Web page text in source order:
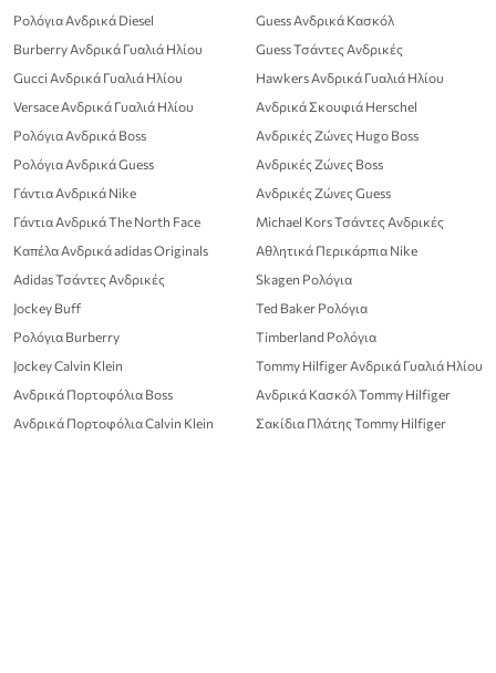
Ρολόγια Ανδρικά Diesel
Burberry Ανδρικά Γυαλιά Ηλίου
Gucci Ανδρικά Γυαλιά Ηλίου
Versace Ανδρικά Γυαλιά Ηλίου
Ρολόγια Ανδρικά Boss
Ρολόγια Ανδρικά Guess
Γάντια Ανδρικά Nike
Γάντια Ανδρικά The North Face
Καπέλα Ανδρικά adidas Originals
Adidas Τσάντες Ανδρικές
Jockey Buff
Ρολόγια Burberry
Jockey Calvin Klein
Ανδρικά Πορτοφόλια Boss
Ανδρικά Πορτοφόλια Calvin Klein
Guess Ανδρικά Κασκόλ
Guess Τσάντες Ανδρικές
Hawkers Ανδρικά Γυαλιά Ηλίου
Ανδρικά Σκουφιά Herschel
Ανδρικές Ζώνες Hugo Boss
Ανδρικές Ζώνες Boss
Ανδρικές Ζώνες Guess
Michael Kors Τσάντες Ανδρικές
Αθλητικά Περικάρπια Nike
Skagen Ρολόγια
Ted Baker Ρολόγια
Timberland Ρολόγια
Tommy Hilfiger Ανδρικά Γυαλιά Ηλίου
Ανδρικά Κασκόλ Tommy Hilfiger
Σακίδια Πλάτης Tommy Hilfiger